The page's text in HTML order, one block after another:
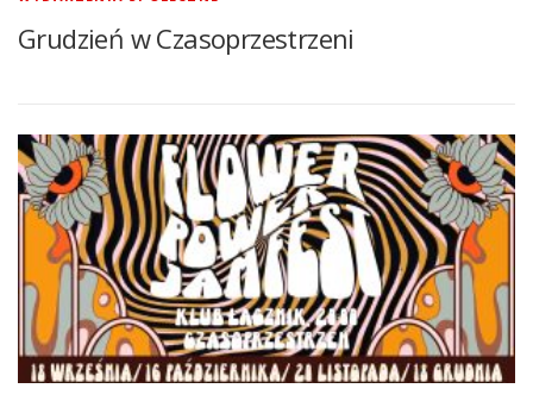
Grudzień w Czasoprzestrzeni